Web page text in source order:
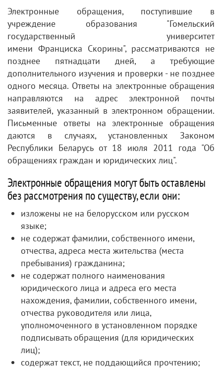
Электронные обращения, поступившие в
учреждение образования "Гомельский
государственный университет
имени Франциска Скорины", рассматриваются не
позднее пятнадцати дней, а требующие
дополнительного изучения и проверки - не позднее
одного месяца. Ответы на электронные обращения
направляются на адрес электронной почты
заявителей, указанный в электронном обращении.
Письменные ответы на электронные обращения
даются в случаях, установленных Законом
Республики Беларусь от 18 июля 2011 года "Об
обращениях граждан и юридических лиц".
Электронные обращения могут быть оставлены
без рассмотрения по существу, если они:
изложены не на белорусском или русском
языке;
не содержат фамилии, собственного имени,
отчества, адреса места жительства (места
пребывания) гражданина;
не содержат полного наименования
юридического лица и адреса его места
нахождения, фамилии, собственного имени,
отчества руководителя или лица,
уполномоченного в установленном порядке
подписывать обращения (для юридических
лиц);
содержат текст, не поддающийся прочтению;